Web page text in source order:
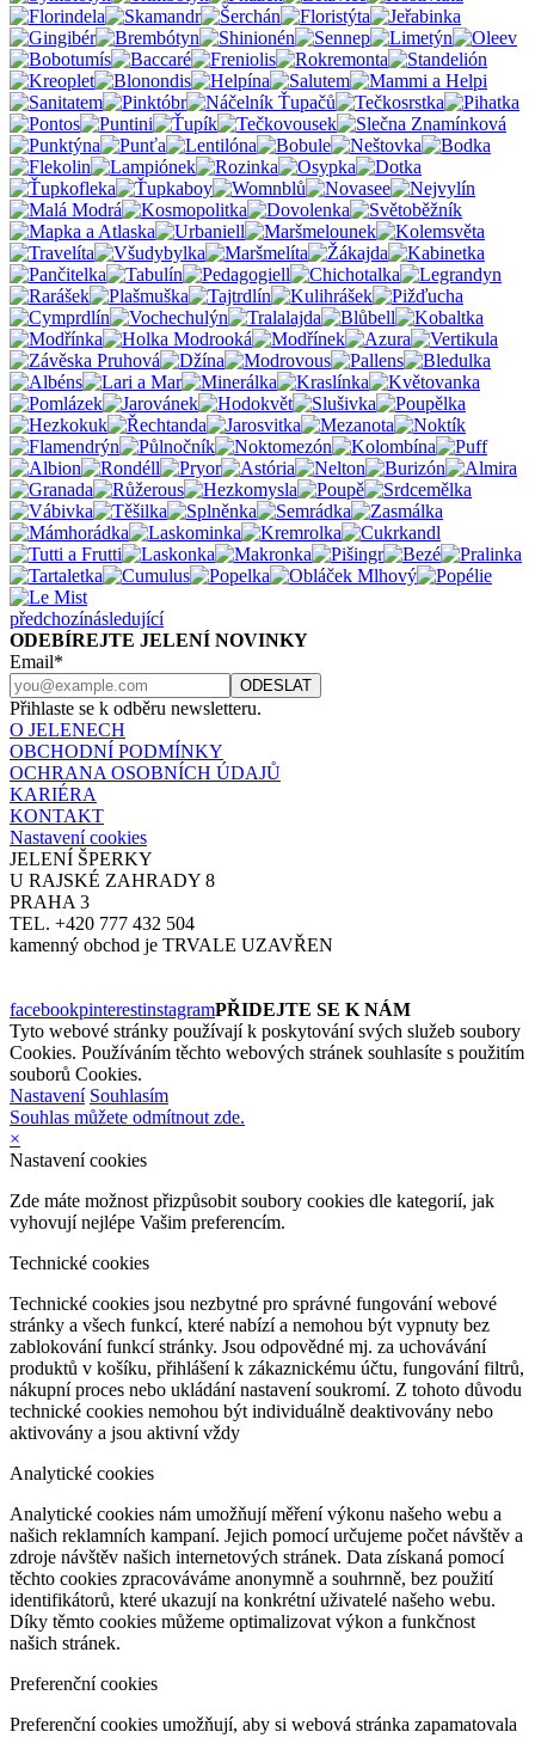
předchozínásledující
ODEBÍREJTE JELENÍ NOVINKY
Email*
Přihlaste se k odběru newsletteru.
O JELENECH
OBCHODNÍ PODMÍNKY
OCHRANA OSOBNÍCH ÚDAJŮ
KARIÉRA
KONTAKT
Nastavení cookies
JELENÍ ŠPERKY
U RAJSKÉ ZAHRADY 8
PRAHA 3
TEL. +420 777 432 504
kamenný obchod je TRVALE UZAVŘEN
facebookpinterestinstagramPŘIDEJTE SE K NÁM
Tyto webové stránky používají k poskytování svých služeb soubory
Cookies. Používáním těchto webových stránek souhlasíte s použitím
souborů Cookies.
Nastavení Souhlasím
Souhlas můžete odmítnout zde.
×
Nastavení cookies
Zde máte možnost přizpůsobit soubory cookies dle kategorií, jak
vyhovují nejlépe Vašim preferencím.
Technické cookies
Technické cookies jsou nezbytné pro správné fungování webové
stránky a všech funkcí, které nabízí a nemohou být vypnuty bez
zablokování funkcí stránky. Jsou odpovědné mj. za uchovávání
produktů v košíku, přihlášení k zákaznickému účtu, fungování filtrů,
nákupní proces nebo ukládání nastavení soukromí. Z tohoto důvodu
technické cookies nemohou být individuálně deaktivovány nebo
aktivovány a jsou aktivní vždy
Analytické cookies
Analytické cookies nám umožňují měření výkonu našeho webu a
našich reklamních kampaní. Jejich pomocí určujeme počet návštěv a
zdroje návštěv našich internetových stránek. Data získaná pomocí
těchto cookies zpracováváme anonymně a souhrnně, bez použití
identifikátorů, které ukazují na konkrétní uživatelé našeho webu.
Díky těmto cookies můžeme optimalizovat výkon a funkčnost
našich stránek.
Preferenční cookies
Preferenční cookies umožňují, aby si webová stránka zapamatovala